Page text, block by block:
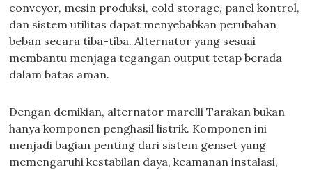
conveyor, mesin produksi, cold storage, panel kontrol,
dan sistem utilitas dapat menyebabkan perubahan
beban secara tiba-tiba. Alternator yang sesuai
membantu menjaga tegangan output tetap berada
dalam batas aman.
Dengan demikian, alternator marelli Tarakan bukan
hanya komponen penghasil listrik. Komponen ini
menjadi bagian penting dari sistem genset yang
memengaruhi kestabilan daya, keamanan instalasi,